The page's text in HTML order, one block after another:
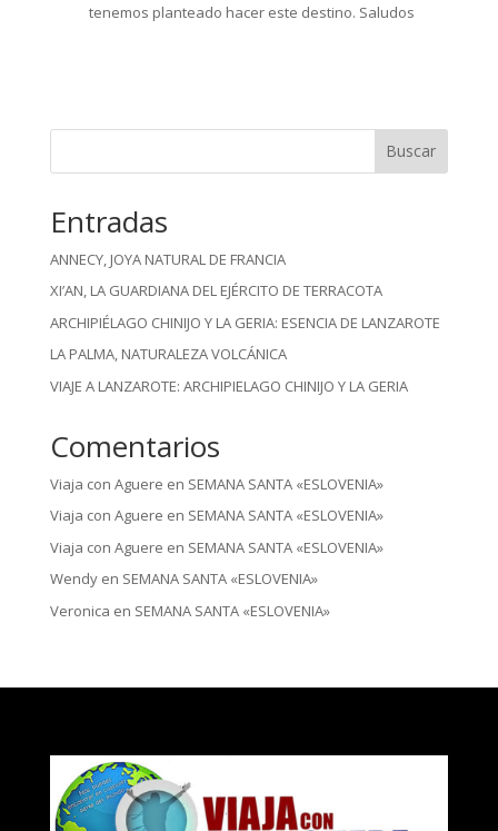
tenemos planteado hacer este destino. Saludos
Buscar
Entradas
ANNECY, JOYA NATURAL DE FRANCIA
XI’AN, LA GUARDIANA DEL EJÉRCITO DE TERRACOTA
ARCHIPIÉLAGO CHINIJO Y LA GERIA: ESENCIA DE LANZAROTE
LA PALMA, NATURALEZA VOLCÁNICA
VIAJE A LANZAROTE: ARCHIPIELAGO CHINIJO Y LA GERIA
Comentarios
Viaja con Aguere en SEMANA SANTA «ESLOVENIA»
Viaja con Aguere en SEMANA SANTA «ESLOVENIA»
Viaja con Aguere en SEMANA SANTA «ESLOVENIA»
Wendyen SEMANA SANTA «ESLOVENIA»
Veronica en SEMANA SANTA «ESLOVENIA»